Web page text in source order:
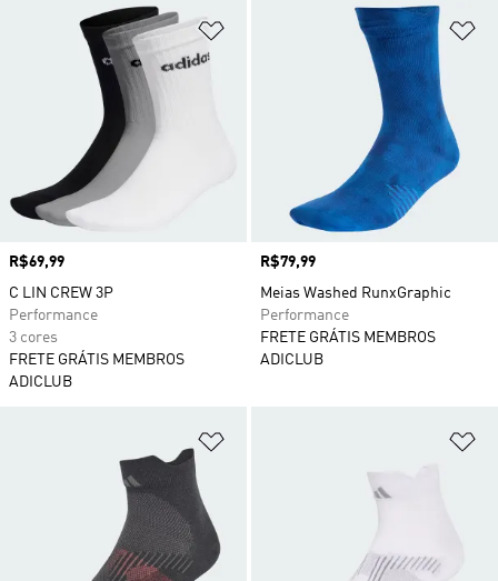
Adicionar à Lista de Desejos
Preço
R$69,99
C LIN CREW 3P
Performance
3 cores
FRETE GRÁTIS MEMBROS
ADICLUB
Preço
R$79,99
Meias Washed RunxGraphic
Performance
FRETE GRÁTIS MEMBROS
ADICLUB